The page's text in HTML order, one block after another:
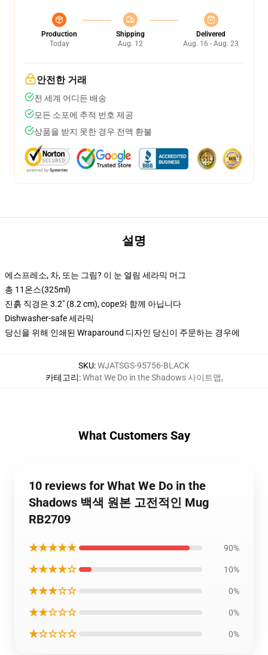
Production
Today
Shipping
Aug. 12
Delivered
Aug. 16 - Aug. 23
안전한 거래
전 세계 어디든 배송
모든 소포에 추적 번호 제공
상품을 받지 못한 경우 전액 환불
설명
에스프레소, 차, 또는 그림? 이 눈 열림 세라믹 머그
총 11온스(325ml)
진흙 직경은 3.2" (8.2 cm), cope와 함께 아닙니다
Dishwasher-safe 세라믹
당신을 위해 인쇄된 Wraparound 디자인 당신이 주문하는 경우에
SKU:WJATSGS-95756-BLACK
카테고리:What We Do in the Shadows 사이트맵,
What Customers Say
10 reviews for What We Do in the
Shadows 백색 원본 고전적인 Mug
RB2709
★★★★★ 90%
★★★★☆ 10%
★★★☆☆ 0%
★★☆☆☆ 0%
★☆☆☆☆ 0%